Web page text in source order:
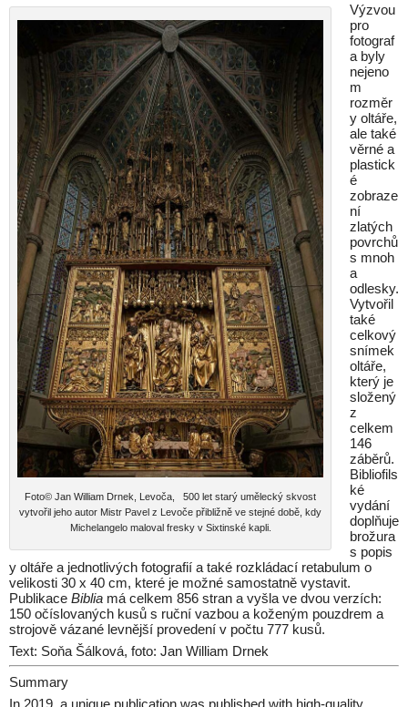
Foto© Jan William Drnek, Levoča, 500 let starý umělecký skvost
vytvořil jeho autor Mistr Pavel z Levoče přibližně ve stejné době, kdy
Michelangelo maloval fresky v Sixtinské kapli.
Výzvou
pro
fotograf
a byly
nejeno
m
rozměr
y oltáře,
ale také
věrné a
plastick
é
zobraze
ní
zlatých
povrchů
s mnoh
a
odlesky.
Vytvořil
také
celkový
snímek
oltáře,
který je
složený
z
celkem
146
záběrů.
Bibliofils
ké
vydání
doplňuje
brožura
s popis
y oltáře a jednotlivých fotografií a také rozkládací retabulum o
velikosti 30 x 40 cm, které je možné samostatně vystavit.
Publikace Biblia má celkem 856 stran a vyšla ve dvou verzích:
150 očíslovaných kusů s ruční vazbou a koženým pouzdrem a
strojově vázané levnější provedení v počtu 777 kusů.
Text: Soňa Šálková, foto: Jan William Drnek
Summary
In 2019, a unique publication was published with high-quality